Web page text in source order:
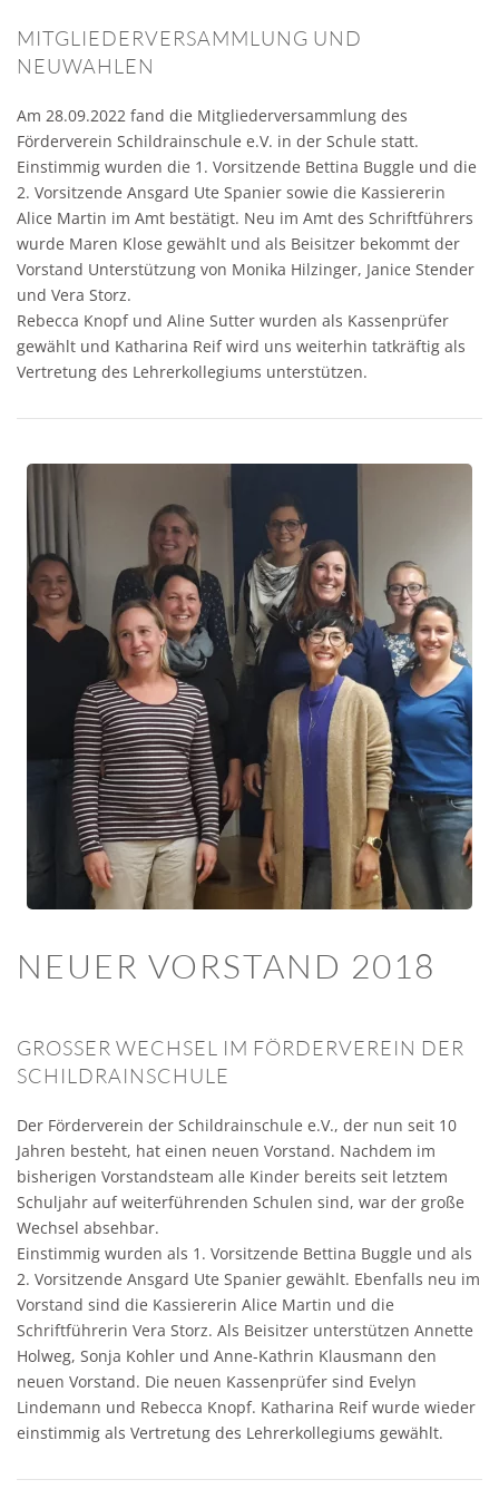
MITGLIEDERVERSAMMLUNG UND
NEUWAHLEN
Am 28.09.2022 fand die Mitgliederversammlung des
Förderverein Schildrainschule e.V. in der Schule statt.
Einstimmig wurden die 1. Vorsitzende Bettina Buggle und die
2. Vorsitzende Ansgard Ute Spanier sowie die Kassiererin
Alice Martin im Amt bestätigt. Neu im Amt des Schriftführers
wurde Maren Klose gewählt und als Beisitzer bekommt der
Vorstand Unterstützung von Monika Hilzinger, Janice Stender
und Vera Storz.
Rebecca Knopf und Aline Sutter wurden als Kassenprüfer
gewählt und Katharina Reif wird uns weiterhin tatkräftig als
Vertretung des Lehrerkollegiums unterstützen.
NEUER VORSTAND 2018
GROSSER WECHSEL IM FÖRDERVEREIN DER S
CHILDRAINSCHULE
Der Förderverein der Schildrainschule e.V., der nun seit 10
Jahren besteht, hat einen neuen Vorstand. Nachdem im
bisherigen Vorstandsteam alle Kinder bereits seit letztem
Schuljahr auf weiterführenden Schulen sind, war der große
Wechsel absehbar.
Einstimmig wurden als 1. Vorsitzende Bettina Buggle und als
2. Vorsitzende Ansgard Ute Spanier gewählt. Ebenfalls neu im
Vorstand sind die Kassiererin Alice Martin und die
Schriftführerin Vera Storz. Als Beisitzer unterstützen Annette
Holweg, Sonja Kohler und Anne-Kathrin Klausmann den
neuen Vorstand. Die neuen Kassenprüfer sind Evelyn
Lindemann und Rebecca Knopf. Katharina Reif wurde wieder
einstimmig als Vertretung des Lehrerkollegiums gewählt.